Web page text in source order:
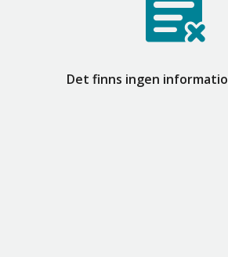
Det finns ingen